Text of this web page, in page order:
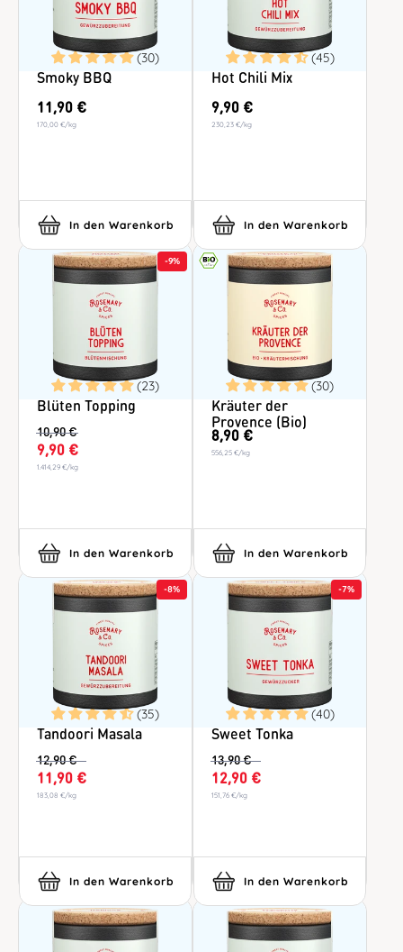
(30)
Smoky BBQ
11,90 €
170,00 €/kg
In den Warenkorb
(45)
Hot Chili Mix
9,90 €
230,23 €/kg
In den Warenkorb
-9%
(23)
Blüten Topping
10,90 €
9,90 €
1.414,29 €/kg
In den Warenkorb
(30)
Kräuter der
Provence (Bio)
8,90 €
556,25 €/kg
In den Warenkorb
-8%
(35)
Tandoori Masala
12,90 €
11,90 €
183,08 €/kg
In den Warenkorb
-7%
(40)
Sweet Tonka
13,90 €
12,90 €
151,76 €/kg
In den Warenkorb